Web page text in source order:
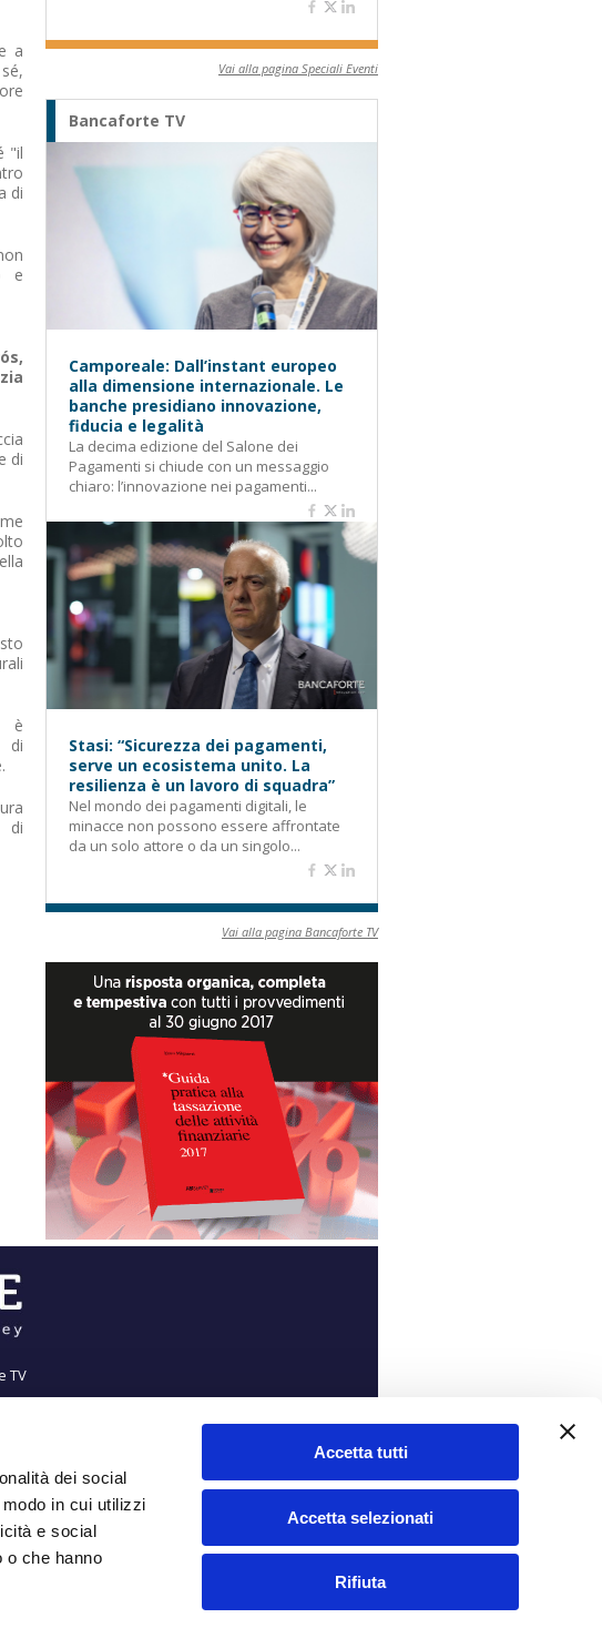
dei social
in cui utilizzi
e social
o che hanno
Accetta tutti
Accetta selezionati
Rifiuta
a
"il
di
e
di
è
di
di
Vai alla pagina Speciali Eventi
Bancaforte TV
Camporeale: Dall’instant europeo
alla dimensione internazionale. Le
banche presidiano innovazione,
fiducia e legalità
La decima edizione del Salone dei
Pagamenti si chiude con un messaggio
chiaro: l’innovazione nei pagamenti...
Stasi: “Sicurezza dei pagamenti,
serve un ecosistema unito. La
resilienza è un lavoro di squadra”
Nel mondo dei pagamenti digitali, le
minacce non possono essere affrontate
da un solo attore o da un singolo...
Vai alla pagina Bancaforte TV
TV